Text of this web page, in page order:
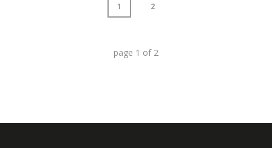
1 2
page 1 of 2